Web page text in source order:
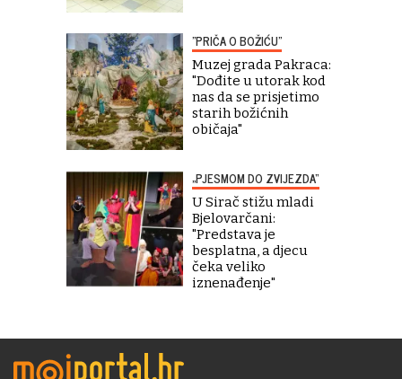
"PRIČA O BOŽIĆU"
Muzej grada Pakraca:
"Dođite u utorak kod
nas da se prisjetimo
starih božićnih
običaja"
„PJESMOM DO ZVIJEZDA“
U Sirač stižu mladi
Bjelovarčani:
"Predstava je
besplatna, a djecu
čeka veliko
iznenađenje"